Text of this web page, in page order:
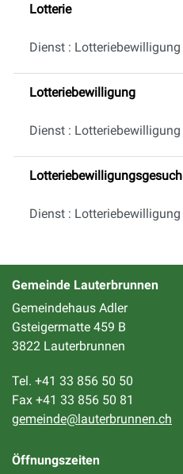
Lotterie
Dienst : Lotteriebewilligung
Lotteriebewilligung
Dienst : Lotteriebewilligung
Lotteriebewilligungsgesuch
Dienst : Lotteriebewilligung
Gemeinde Lauterbrunnen
Gemeindehaus Adler
Gsteigermatte 459 B
3822 Lauterbrunnen
Tel. +41 33 856 50 50
Fax +41 33 856 50 81
gemeinde@lauterbrunnen.ch
Öffnungszeiten